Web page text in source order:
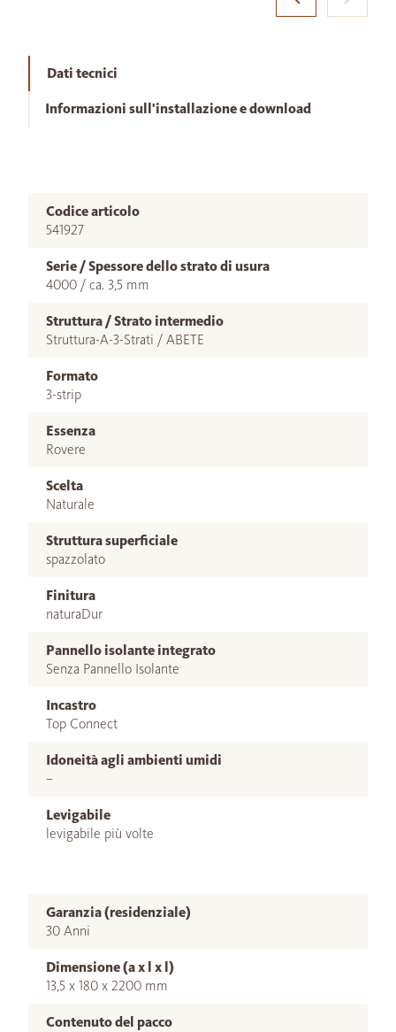
Dati tecnici
Informazioni sull'installazione e download
Codice articolo
541927
Serie / Spessore dello strato di usura
4000 / ca. 3,5 mm
Struttura / Strato intermedio
Struttura-A-3-Strati / ABETE
Formato
3-strip
Essenza
Rovere
Scelta
Naturale
Struttura superficiale
spazzolato
Finitura
naturaDur
Pannello isolante integrato
Senza Pannello Isolante
Incastro
Top Connect
Idoneità agli ambienti umidi
–
Levigabile
levigabile più volte
Garanzia (residenziale)
30 Anni
Dimensione (a x l x l)
13,5 x 180 x 2200 mm
Contenuto del pacco